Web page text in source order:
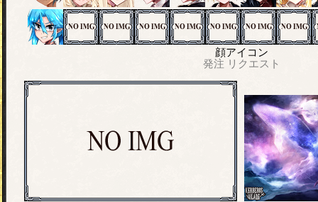
顔アイコン
発注 リクエスト